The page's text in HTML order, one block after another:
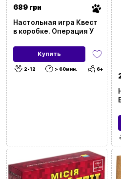
689 грн
Настольная игра Квест
в коробке. Операция У
Купить
2-12 > 60мин. 6+